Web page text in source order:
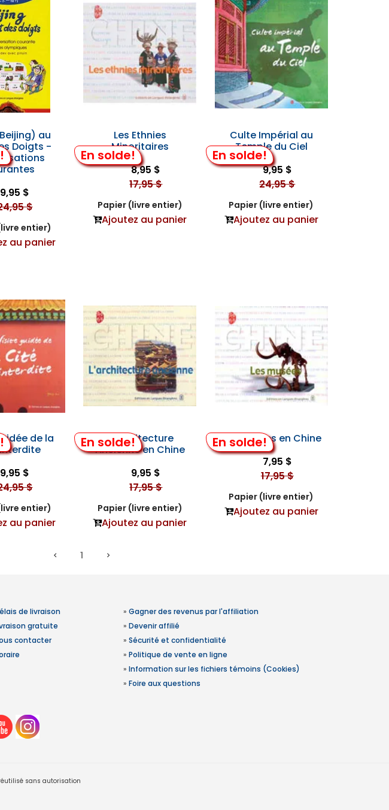
au
Doigts -
9,95 $
$
entier)
au panier
En solde!
Les Ethnies
Minoritaires
8,95 $
17,95 $
Papier (livre entier)
Ajoutez au panier
En solde!
Culte Impérial au
Temple du Ciel
9,95 $
24,95 $
Papier (livre entier)
Ajoutez au panier
de la
9,95 $
$
entier)
au panier
En solde!
L'Architecture
Ancienne en Chine
9,95 $
17,95 $
Papier (livre entier)
Ajoutez au panier
En solde!
Les Musées en Chine
7,95 $
17,95 $
Papier (livre entier)
Ajoutez au panier
1
de livraison
gratuite
contacter
» Gagner des revenus par l'affiliation
» Devenir affilié
» Sécurité et confidentialité
» Politique de vente en ligne
» Information sur les fichiers témoins (Cookies)
» Foire aux questions
sans autorisation